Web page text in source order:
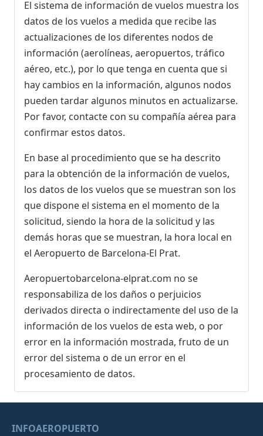
El sistema de información de vuelos muestra los
datos de los vuelos a medida que recibe las
actualizaciones de los diferentes nodos de
información (aerolíneas, aeropuertos, tráfico
aéreo, etc.), por lo que tenga en cuenta que si
hay cambios en la información, algunos nodos
pueden tardar algunos minutos en actualizarse.
Por favor, contacte con su compañía aérea para
confirmar estos datos.
En base al procedimiento que se ha descrito
para la obtención de la información de vuelos,
los datos de los vuelos que se muestran son los
que dispone el sistema en el momento de la
solicitud, siendo la hora de la solicitud y las
demás horas que se muestran, la hora local en
el Aeropuerto de Barcelona-El Prat.
Aeropuertobarcelona-elprat.com no se
responsabiliza de los daños o perjuicios
derivados directa o indirectamente del uso de la
información de los vuelos de esta web, o por
error en la información mostrada, fruto de un
error del sistema o de un error en el
procesamiento de datos.
INFOAEROPUERTO